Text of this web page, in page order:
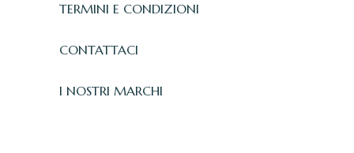
TERMINI E CONDIZIONI
CONTATTACI
I NOSTRI MARCHI